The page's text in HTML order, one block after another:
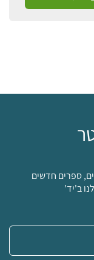
ספרים חדשים
ב'יד'